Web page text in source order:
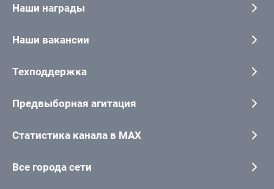
Наши награды
Наши вакансии
Техподдержка
Предвыборная агитация
Статистика канала в MAX
Все города сети